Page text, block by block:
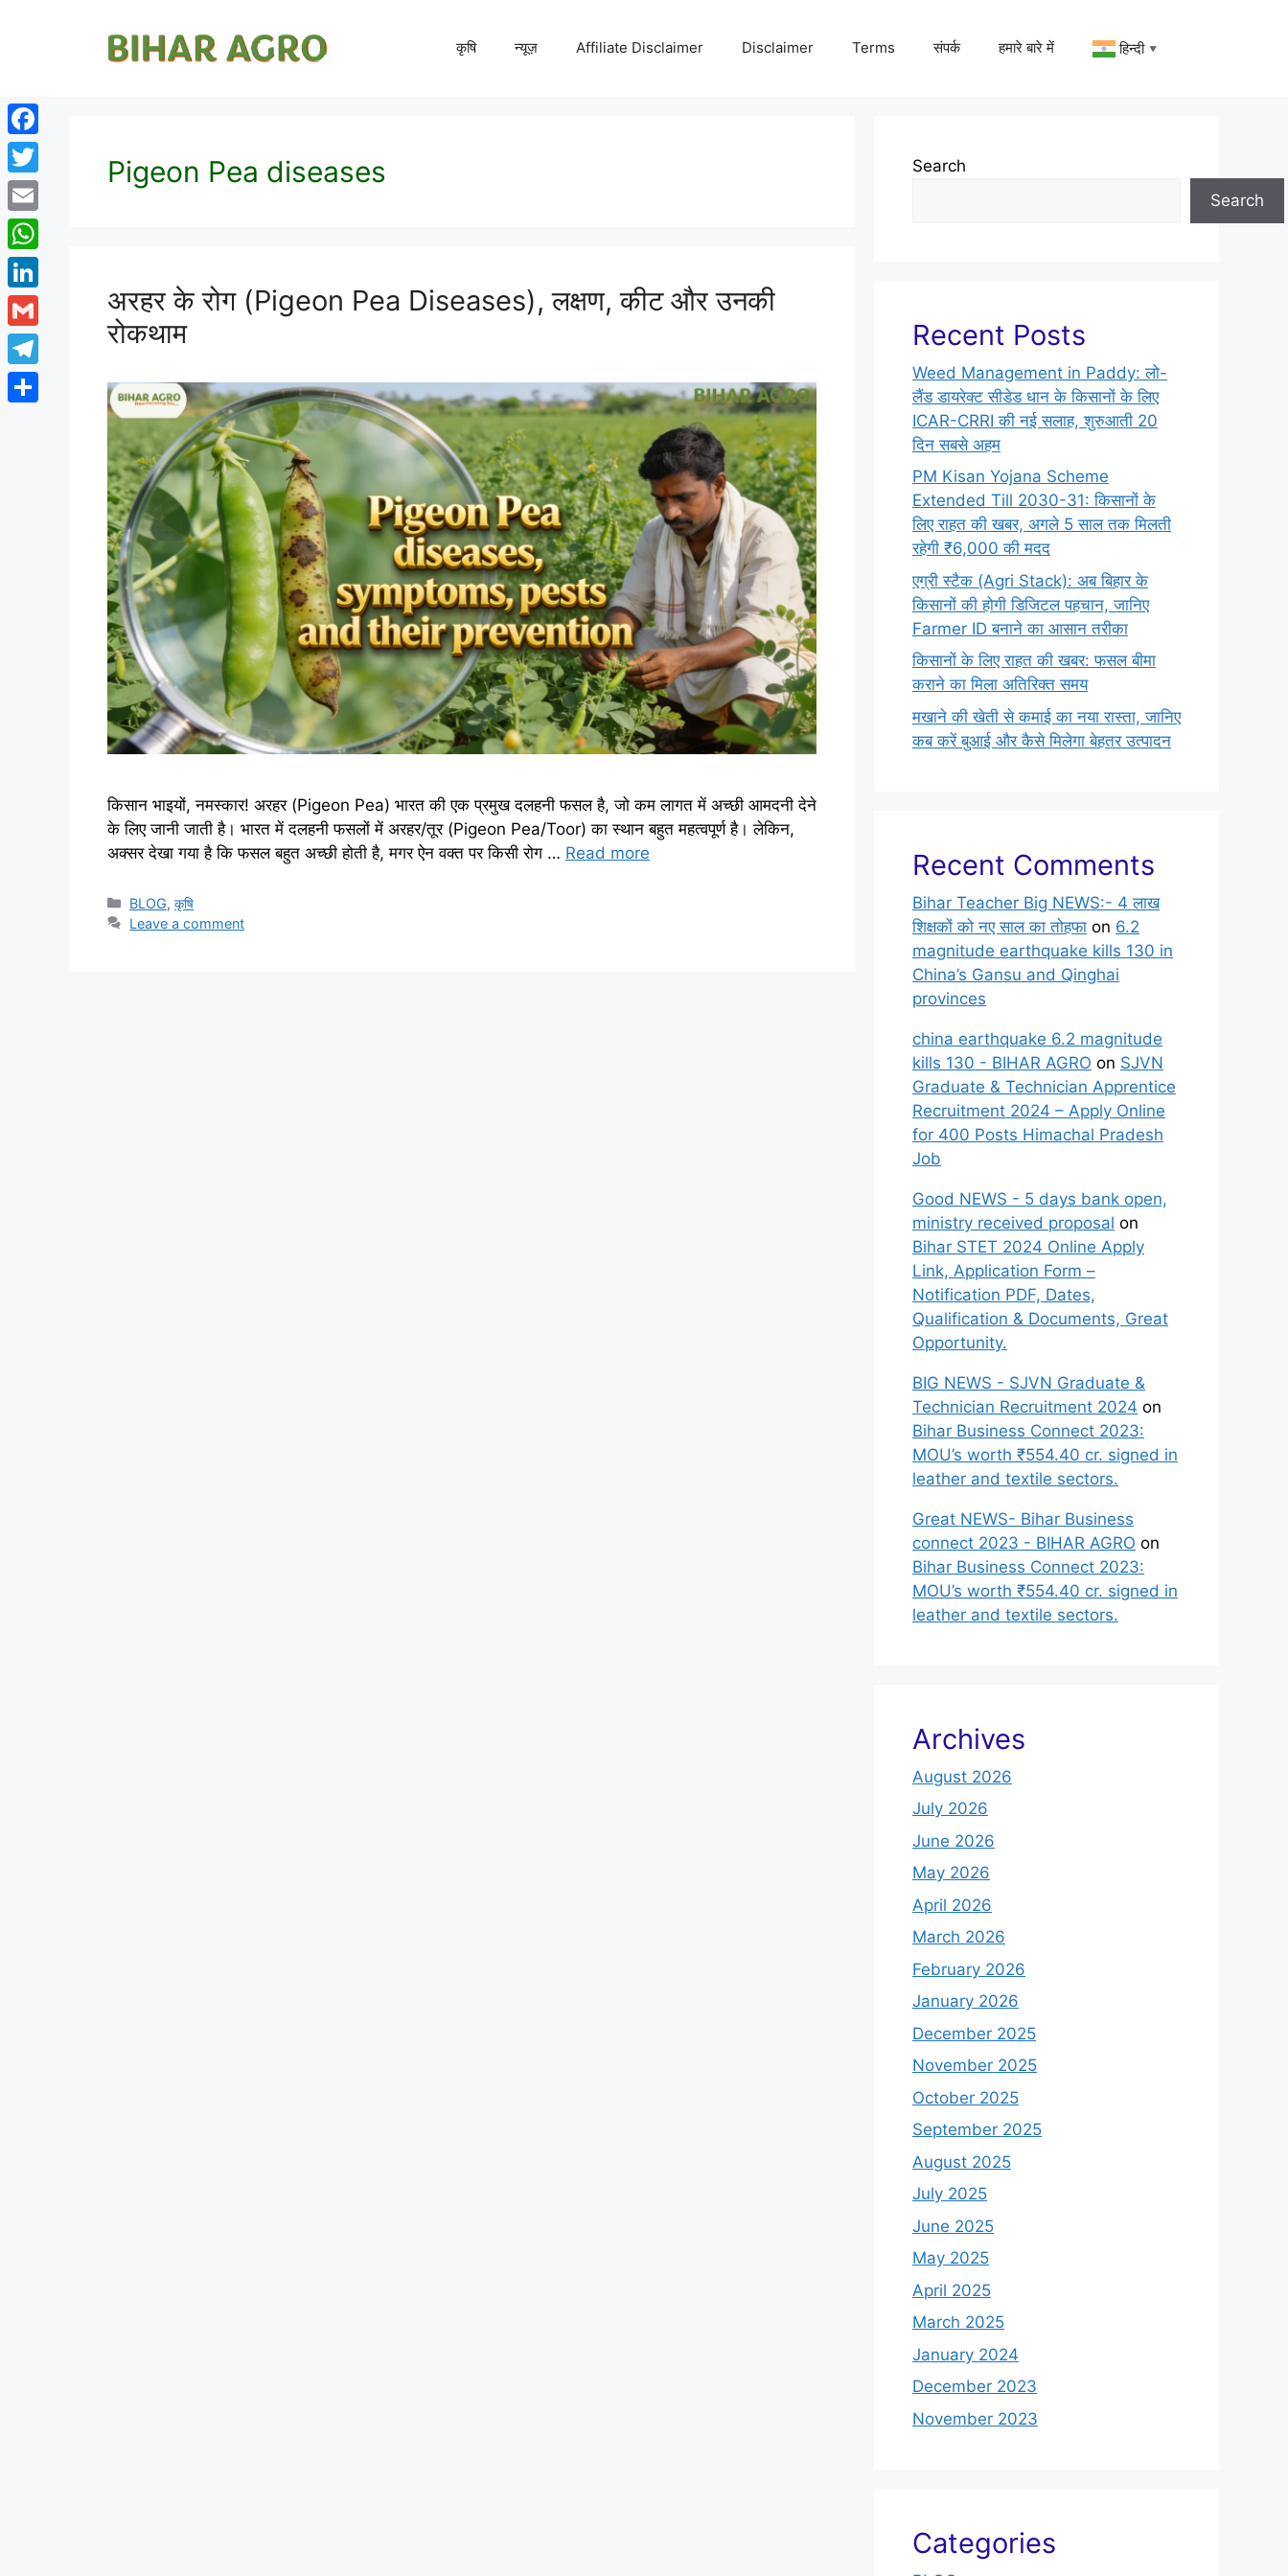
कृषि न्यूज़ Affiliate Disclaimer Disclaimer Terms संपर्क हमारे बारे में हिन्दी ▼
Pigeon Pea diseases
अरहर के रोग (Pigeon Pea Diseases), लक्षण, कीट और उनकी
रोकथाम
किसान भाइयों, नमस्कार! अरहर (Pigeon Pea) भारत की एक प्रमुख दलहनी फसल है, जो कम लागत में अच्छी आमदनी देने
के लिए जानी जाती है। भारत में दलहनी फसलों में अरहर/तूर (Pigeon Pea/Toor) का स्थान बहुत महत्वपूर्ण है। लेकिन,
अक्सर देखा गया है कि फसल बहुत अच्छी होती है, मगर ऐन वक्त पर किसी रोग … Read more
BLOG,कृषि
Leave a comment
Search
Search
Recent Posts
Weed Management in Paddy: लो-
लैंड डायरेक्ट सीडेड धान के किसानों के लिए
ICAR-CRRI की नई सलाह, शुरुआती 20
दिन सबसे अहम
PM Kisan Yojana Scheme
Extended Till 2030-31: किसानों के
लिए राहत की खबर, अगले 5 साल तक मिलती
रहेगी ₹6,000 की मदद
एग्री स्टैक (Agri Stack): अब बिहार के
किसानों की होगी डिजिटल पहचान, जानिए
Farmer ID बनाने का आसान तरीका
किसानों के लिए राहत की खबर: फसल बीमा
कराने का मिला अतिरिक्त समय
मखाने की खेती से कमाई का नया रास्ता, जानिए
कब करें बुआई और कैसे मिलेगा बेहतर उत्पादन
Recent Comments
Bihar Teacher Big NEWS:- 4 लाख
शिक्षकों को नए साल का तोहफा on 6.2
magnitude earthquake kills 130 in
China’s Gansu and Qinghai
provinces
china earthquake 6.2 magnitude
kills 130 - BIHAR AGRO on SJVN
Graduate & Technician Apprentice
Recruitment 2024 – Apply Online
for 400 Posts Himachal Pradesh
Job
Good NEWS - 5 days bank open,
ministry received proposal on
Bihar STET 2024 Online Apply
Link, Application Form –
Notification PDF, Dates,
Qualification & Documents, Great
Opportunity.
BIG NEWS - SJVN Graduate &
Technician Recruitment 2024 on
Bihar Business Connect 2023:
MOU’s worth ₹554.40 cr. signed in
leather and textile sectors.
Great NEWS- Bihar Business
connect 2023 - BIHAR AGRO on
Bihar Business Connect 2023:
MOU’s worth ₹554.40 cr. signed in
leather and textile sectors.
Archives
August 2026
July 2026
June 2026
May 2026
April 2026
March 2026
February 2026
January 2026
December 2025
November 2025
October 2025
September 2025
August 2025
July 2025
June 2025
May 2025
April 2025
March 2025
January 2024
December 2023
November 2023
Categories
Facebook
Twitter
Email
WhatsApp
LinkedIn
Gmail
Telegram